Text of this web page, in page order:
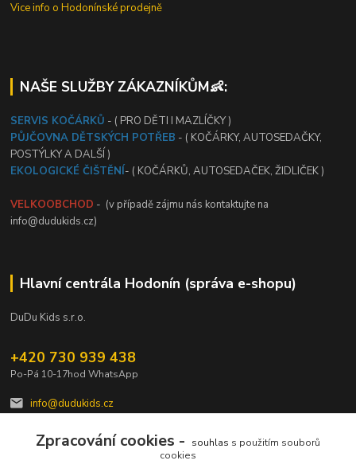
Vice info o Hodonínské prodejně
NAŠE SLUŽBY ZÁKAZNÍKŮM👶:
SERVIS KOČÁRKŮ - ( PRO DĚTI I MAZLÍČKY )
PŮJČOVNA DĚTSKÝCH POTŘEB - ( KOČÁRKY, AUTOSEDAČKY,
POSTÝLKY A DALŠÍ )
EKOLOGICKÉ ČIŠTĚNÍ- ( KOČÁRKŮ, AUTOSEDAČEK, ŽIDLIČEK )
VELKOOBCHOD - (v případě zájmu nás kontaktujte na
info@dudukids.cz)
Hlavní centrála Hodonín (správa e-shopu)
DuDu Kids s.r.o.
+420 730 939 438
Po-Pá 10-17hod WhatsApp
info@dudukids.cz
Zpracování cookies - souhlas s použitím souborů
cookies